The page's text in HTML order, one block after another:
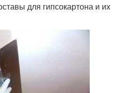
для гипсокартона и их